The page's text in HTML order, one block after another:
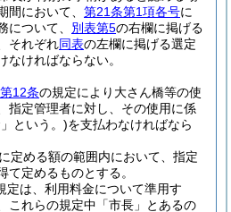
間において、 第21条第1項各号に
について、 別表第5の右欄に掲げる
それぞれ同表の左欄に掲げる選定
なければならない。
第12条の規定により大さん橋等の使
指定管理者に対し、その使用に係
という。)を支払わなければなら
に定める額の範囲内において、指定
て定めるものとする。
定は、利用料金について準用す
これらの規定中「市長」とあるの